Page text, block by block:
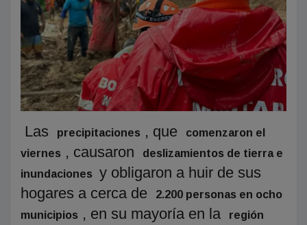
Las precipitaciones , que
comenzaron el
viernes , causaron
deslizamientos de tierra e
inundaciones y obligaron a huir de sus
hogares a cerca de
2.200 personas en ocho
municipios , en su mayoría en la
región